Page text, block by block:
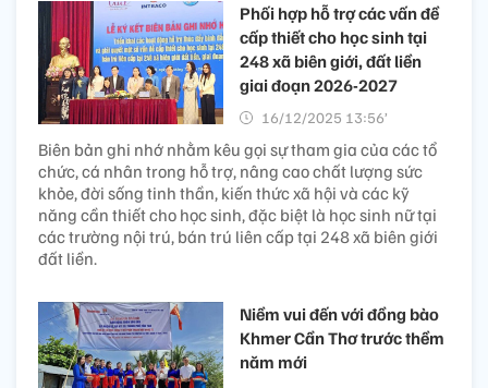
Phối hợp hỗ trợ các vấn đề
cấp thiết cho học sinh tại
248 xã biên giới, đất liền
giai đoạn 2026-2027
16/12/2025 13:56’
Biên bản ghi nhớ nhằm kêu gọi sự tham gia của các tổ
chức, cá nhân trong hỗ trợ, nâng cao chất lượng sức
khỏe, đời sống tinh thần, kiến thức xã hội và các kỹ
năng cần thiết cho học sinh, đặc biệt là học sinh nữ tại
các trường nội trú, bán trú liên cấp tại 248 xã biên giới
đất liền.
Niềm vui đến với đồng bào
Khmer Cần Thơ trước thềm
năm mới